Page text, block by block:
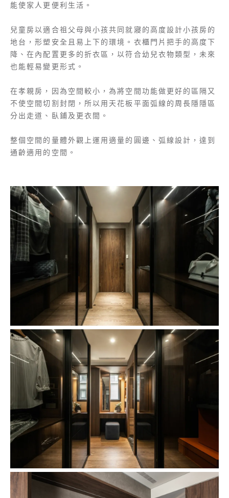
能使家人更便利生活。
兒童房以適合祖父母與小孩共同就寢的高度設計小孩房的
地台，形塑安全且易上下的環境。衣櫃門片把手的高度下
降、在內配置更多的折衣區，以符合幼兒衣物類型，未來
也能輕易變更形式。
在孝親房，因為空間較小，為將空間功能做更好的區隔又
不使空間切割封閉，所以用天花板平面弧線的周長隱隱區
分出走道、臥鋪及更衣間。
整個空間的量體外觀上運用適量的圓邊、弧線設計，達到
通齡適用的空間。